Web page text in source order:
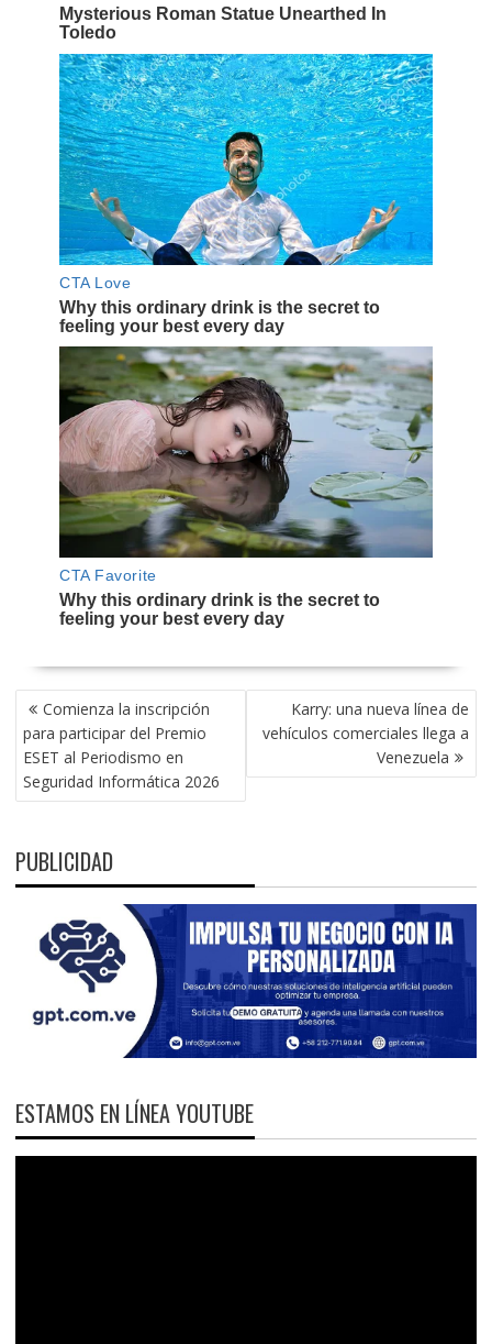
NAVEGACIÓN
DE
ENTRADAS
Comienza la inscripción
para participar del Premio
ESET al Periodismo en
Seguridad Informática 2026
Karry: una nueva línea de
vehículos comerciales llega a
Venezuela
PUBLICIDAD
ESTAMOS EN LÍNEA YOUTUBE